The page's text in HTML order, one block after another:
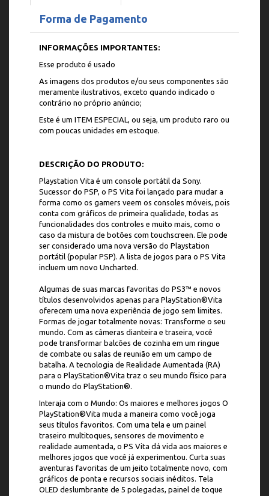
Forma de Pagamento
INFORMAÇÕES IMPORTANTES:
Esse produto é usado
As imagens dos produtos e/ou seus componentes são
meramente ilustrativos, exceto quando indicado o
contrário no próprio anúncio;
Este é um ITEM ESPECIAL, ou seja, um produto raro ou
com poucas unidades em estoque.
DESCRIÇÃO DO PRODUTO:
Playstation Vita é um console portátil da Sony.
Sucessor do PSP, o PS Vita foi lançado para mudar a
forma como os gamers veem os consoles móveis, pois
conta com gráficos de primeira qualidade, todas as
funcionalidades dos controles e muito mais, como o
caso da mistura de botões com touchscreen. Ele pode
ser considerado uma nova versão do Playstation
portátil (popular PSP). A lista de jogos para o PS Vita
incluem um novo Uncharted.
Algumas de suas marcas favoritas do PS3™ e novos
títulos desenvolvidos apenas para PlayStation®Vita
oferecem uma nova experiência de jogo sem limites.
Formas de jogar totalmente novas: Transforme o seu
mundo. Com as câmeras dianteira e traseira, você
pode transformar balcões de cozinha em um ringue
de combate ou salas de reunião em um campo de
batalha. A tecnologia de Realidade Aumentada (RA)
para o PlayStation®Vita traz o seu mundo físico para
o mundo do PlayStation®.
Interaja com o Mundo: Os maiores e melhores jogos O
PlayStation®Vita muda a maneira como você joga
seus títulos favoritos. Com uma tela e um painel
traseiro multitoques, sensores de movimento e
realidade aumentada, o PS Vita dá vida aos maiores e
melhores jogos que você já experimentou. Curta suas
aventuras favoritas de um jeito totalmente novo, com
gráficos de ponta e recursos sociais inéditos. Tela
OLED deslumbrante de 5 polegadas, painel de toque